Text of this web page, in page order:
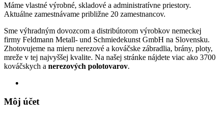
Máme vlastné výrobné, skladové a administratívne priestory.
Aktuálne zamestnávame približne 20 zamestnancov.
Sme výhradným dovozcom a distribútorom výrobkov nemeckej
firmy Feldmann Metall- und Schmiedekunst GmbH na Slovensku.
Zhotovujeme na mieru nerezové a kováčske zábradlia, brány, ploty,
mreže v tej najvyššej kvalite. Na našej stránke nájdete viac ako 3700
kováčskych a nerezových polotovarov.
Môj účet